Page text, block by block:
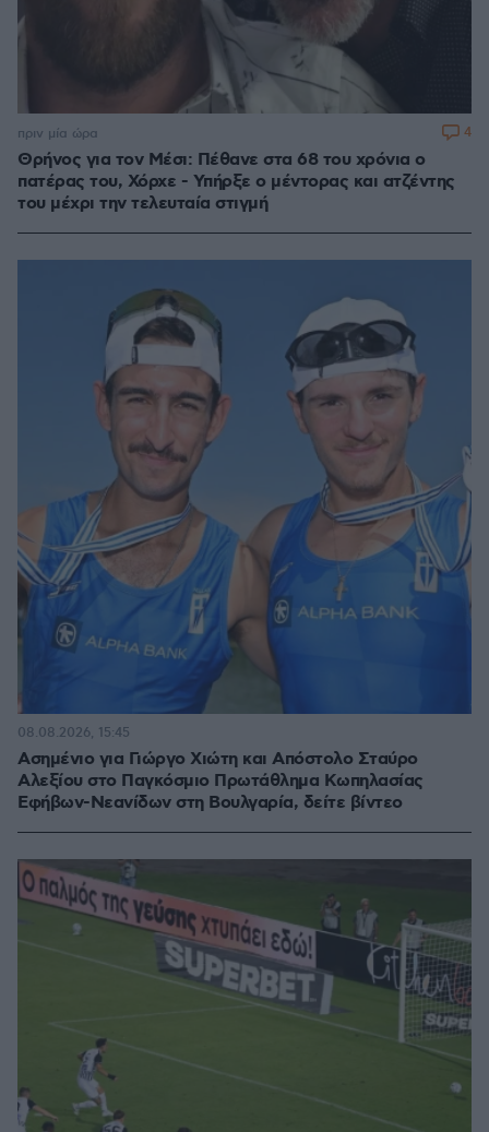
Θρήνος για τον Μέσι: Πέθανε στα 68 του χρόνια ο
πατέρας του, Χόρχε - Υπήρξε ο μέντορας και ατζέντης
του μέχρι την τελευταία στιγμή
πριν μία ώρα 4
Ασημένιο για Γιώργο Χιώτη και Απόστολο Σταύρο
Αλεξίου στο Παγκόσμιο Πρωτάθλημα Κωπηλασίας
Εφήβων-Νεανίδων στη Βουλγαρία, δείτε βίντεο
08.08.2026, 15:45